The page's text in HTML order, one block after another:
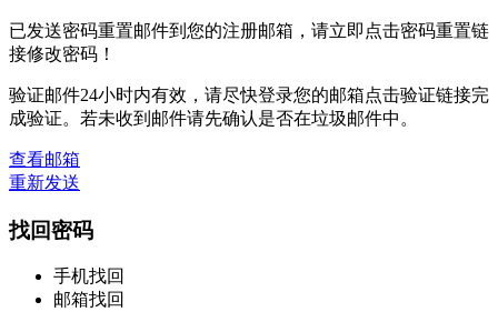
已发送密码重置邮件到您的注册邮箱，请立即点击密码重置链
接修改密码！
验证邮件24小时内有效，请尽快登录您的邮箱点击验证链接完
成验证。若未收到邮件请先确认是否在垃圾邮件中。
查看邮箱
重新发送
找回密码
手机找回
邮箱找回